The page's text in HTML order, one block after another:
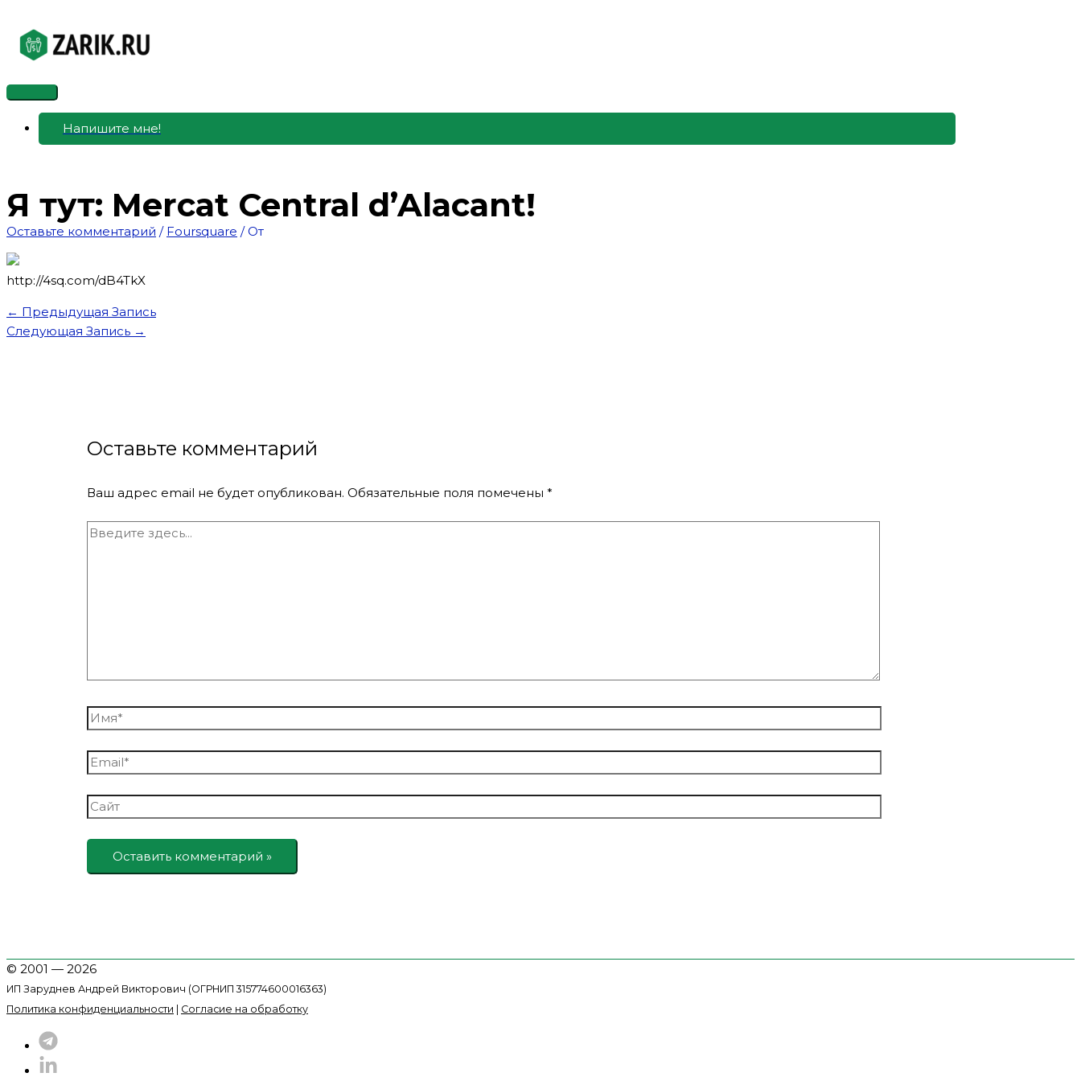
содержимому
Главное
меню
Напишите мне!
Я тут: Mercat Central d’Alacant!
Оставьте комментарий / Foursquare / От
http://4sq.com/dB4TkX
← Предыдущая Запись
Следующая Запись →
Оставьте комментарий
Ваш адрес email не будет опубликован. Обязательные поля помечены*
Введите
Имя*
Email*
Сайт
© 2001 — 2026
ИП Заруднев Андрей Викторович (ОГРНИП 315774600016363)
Политика конфиденциальности
Согласие на обработку